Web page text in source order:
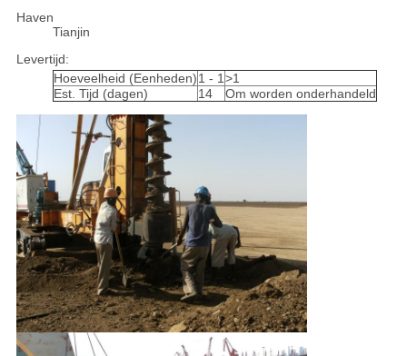
Haven
Tianjin
Levertijd:
Hoeveelheid (Eenheden)1 - 1>1
Est. Tijd (dagen)
14 Om worden onderhandeld